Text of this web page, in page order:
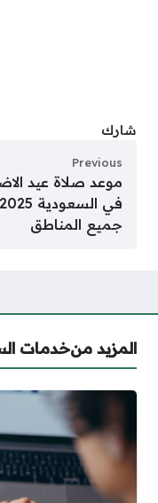
شارك
Previous
موعد صلاة عيد
جميع المناطق
المزيد منخدمات